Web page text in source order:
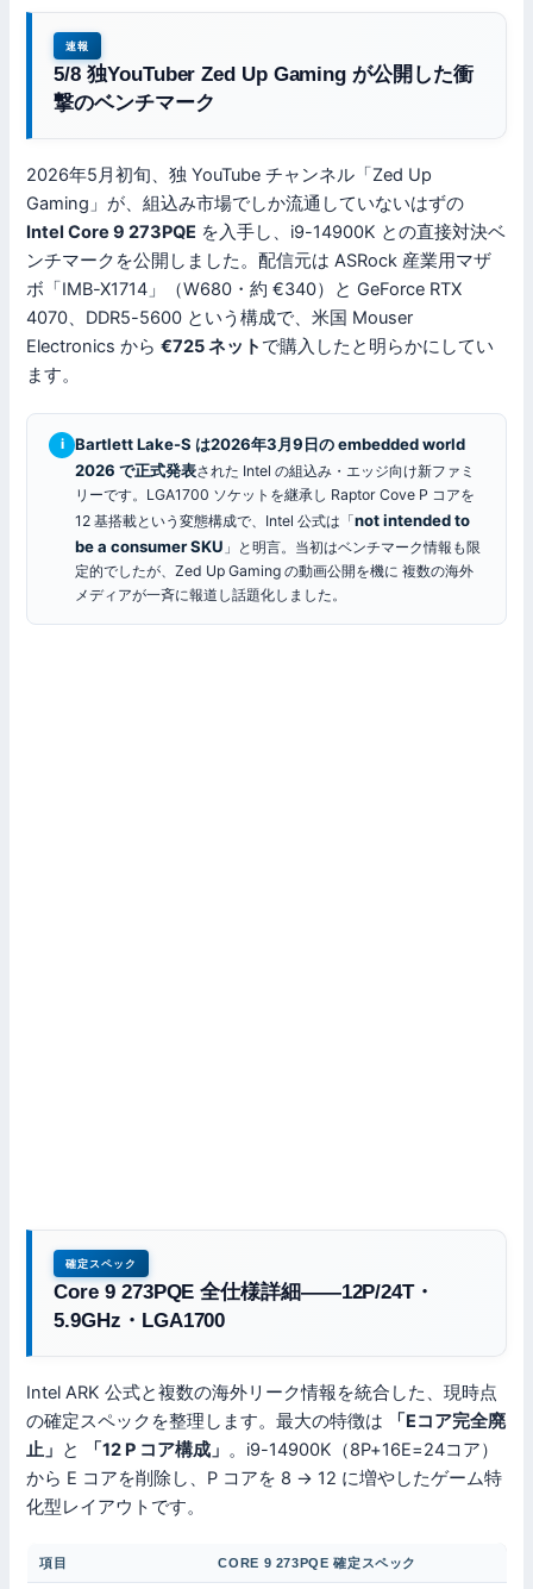
速報
5/8 独YouTuber Zed Up Gaming が公開した衝
撃のベンチマーク
2026年5月初旬、独 YouTube チャンネル「Zed Up
Gaming」が、組込み市場でしか流通していないはずの
Intel Core 9 273PQE を入手し、i9-14900K との直接対決ベ
ンチマークを公開しました。配信元は ASRock 産業用マザ
ボ「IMB-X1714」（W680・約 €340）と GeForce RTX
4070、DDR5-5600 という構成で、米国 Mouser
Electronics から€725 ネット で購入したと明らかにしてい
ます。
i
Bartlett Lake-S は2026年3月9日の embedded world
2026 で正式発表された Intel の組込み・エッジ向け新ファミ
リーです。LGA1700 ソケットを継承し Raptor Cove P コアを
12 基搭載という変態構成で、Intel 公式は「not intended to
be a consumer SKU 」と明言。当初はベンチマーク情報も限
定的でしたが、Zed Up Gaming の動画公開を機に 複数の海外
メディアが一斉に報道し話題化しました。
確定スペック
Core 9 273PQE 全仕様詳細——12P/24T・
5.9GHz・LGA1700
Intel ARK 公式と複数の海外リーク情報を統合した、現時点
の確定スペックを整理します。最大の特徴は
「Eコア完全廃
止」 と 「12 P コア構成」 。i9-14900K（8P+16E=24コア）
から E コアを削除し、P コアを 8 → 12 に増やしたゲーム特
化型レイアウトです。
項目 CORE 9 273PQE 確定スペック